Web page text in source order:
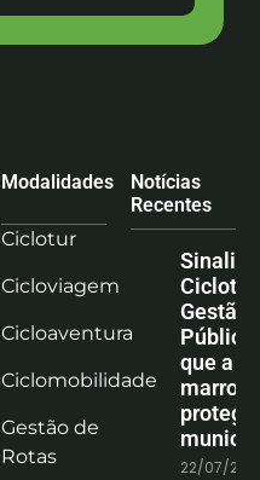
Modalidades
Ciclotur
Cicloviagem
Cicloaventura
Ciclomobilidade
Gestão de
Rotas
Notícias
Recentes
Gestão
que a
marrom
protege
22/07/